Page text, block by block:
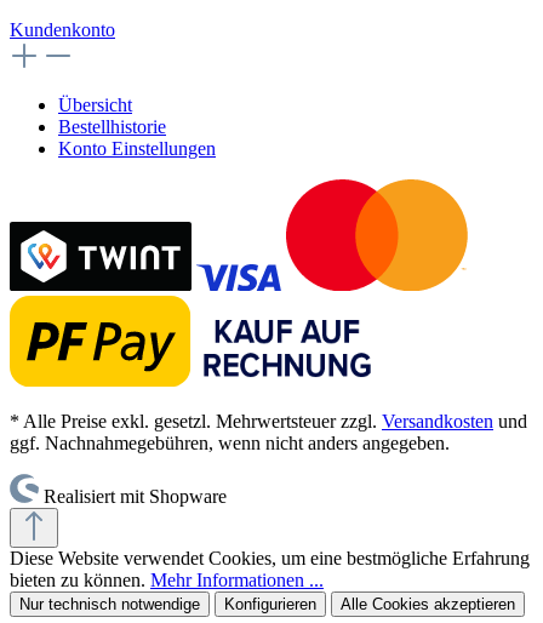
Kundenkonto
Übersicht
Bestellhistorie
Konto Einstellungen
* Alle Preise exkl. gesetzl. Mehrwertsteuer zzgl. Versandkosten und
ggf. Nachnahmegebühren, wenn nicht anders angegeben.
Realisiert mit Shopware
Diese Website verwendet Cookies, um eine bestmögliche Erfahrung
bieten zu können. Mehr Informationen ...
Nur technisch notwendige Konfigurieren Alle Cookies akzeptieren